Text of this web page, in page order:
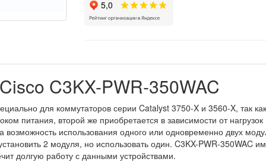
C3KX-PWR-350WAC
для коммутаторов серии Catalyst 3750-X и 3560-X, так
питания, второй же приобретается в зависимости от
использования одного или одновременно двух
2 модуля, но использовать один. C3KX-PWR-350WAC
долгую работу с данными устройствами.